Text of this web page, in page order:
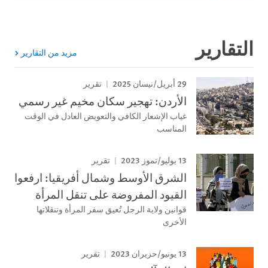
التقارير مزيد من التقارير
29 أبريل/نيسان 2025 تقرير
الأردن: تهجير سكان مخيم غير رسمي
غياب الإشعار الكافي والتعويض العادل في الوقت
المناسب
13 يوليو/تموز 2023 تقرير
الشرق الأوسط وشمال أفريقيا: ارفعوا
القيود المفروضة على تنقل المرأة
قوانين ولاية الرجل تُعيق سفر المرأة وتنقلاتها
الأخرى
13 يونيو/حزيران 2023 تقرير